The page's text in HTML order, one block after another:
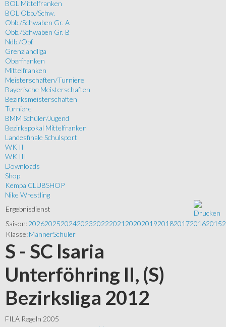
BOL Mittelfranken
BOL Obb./Schw.
Obb./Schwaben Gr. A
Obb./Schwaben Gr. B
Ndb./Opf.
Grenzlandliga
Oberfranken
Mittelfranken
Meisterschaften/Turniere
Bayerische Meisterschaften
Bezirksmeisterschaften
Turniere
BMM Schüler/Jugend
Bezirkspokal Mittelfranken
Landesfinale Schulsport
WK II
WK III
Downloads
Shop
Kempa CLUBSHOP
Nike Wrestling
Ergebnisdienst
Saison:202620252024202320222021 202020192018201720162015
Klasse:MännerSchüler
S - SC Isaria
Unterföhring II, (S)
Bezirksliga 2012
FILA Regeln 2005